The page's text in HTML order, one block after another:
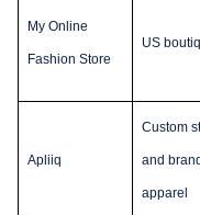
My Online
Fashion Store
US
Apliiq
Custom
and
apparel